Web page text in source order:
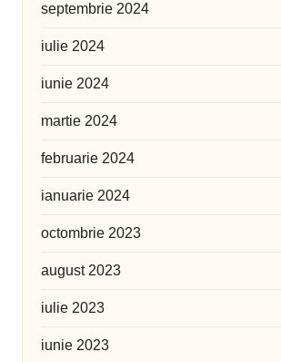
septembrie 2024
iulie 2024
iunie 2024
martie 2024
februarie 2024
ianuarie 2024
octombrie 2023
august 2023
iulie 2023
iunie 2023